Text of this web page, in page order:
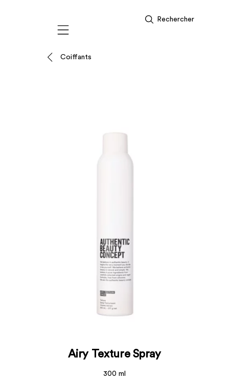
Mobile navigation
Rechercher
Coiffants
Airy Texture Spray
300 ml